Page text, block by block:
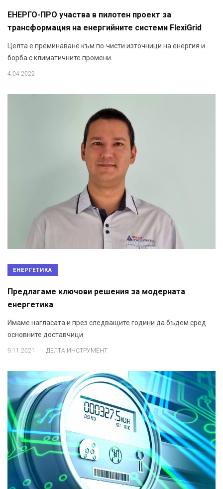
ЕНЕРГО-ПРО участва в пилотен проект за
трансформация на енергийните системи FlexiGrid
Целта е преминаване към по-чисти източници на енергия и
борба с климатичните промени.
4.04.2022
ЕНЕРГЕТИКА
Предлагаме ключови решения за модерната
енергетика
Имаме нагласата и през следващите години да бъдем сред
основните доставчици
9.11.2021 ДЕЛТА ИНСТРУМЕНТ